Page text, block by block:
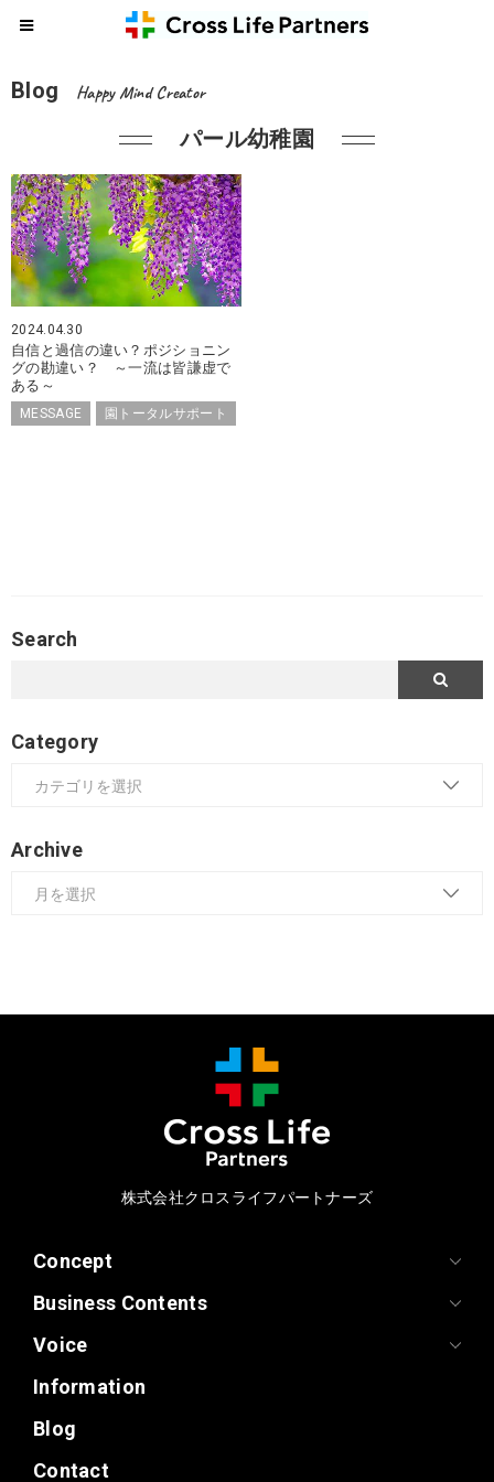
Blog Happy Mind Creator
パール幼稚園
2024.04.30
自信と過信の違い？ポジショニン
グの勘違い？ ～一流は皆謙虚で
ある～
MESSAGE 園トータルサポート
Search
Category
Archive
株式会社クロスライフパートナーズ
Concept
Business Contents
Voice
Information
Blog
Contact